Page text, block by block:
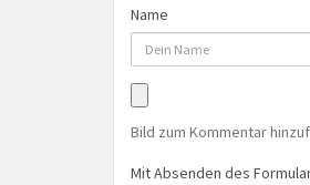
Name
Bild zum Kommentar
Mit Absenden des